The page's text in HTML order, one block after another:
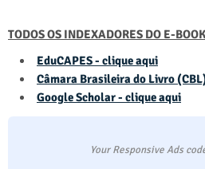
TODOS OS INDEXADORES DO E-BOOK
EduCAPES - clique aqui
Câmara Brasileira do Livro
Google Scholar - clique aqui
Your Responsive Ads